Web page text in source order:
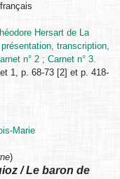
Hersart de La
transcription,
n° 2 ; Carnet n° 3.
1, p. 68-73 [2] et p. 418-
Marie
)
/ Le baron de